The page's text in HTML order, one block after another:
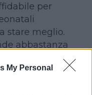
My Personal
per
stare meglio.
abbastanza
Il